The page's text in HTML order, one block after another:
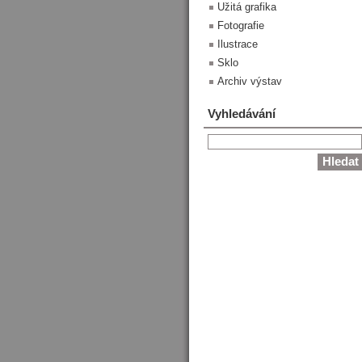
Užitá grafika
Fotografie
Ilustrace
Sklo
Archiv výstav
Vyhledávání